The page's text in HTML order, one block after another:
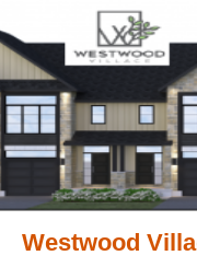
Westwood